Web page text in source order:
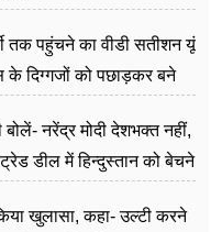
तक पहुंचने का वीडी सतीशन यूं
दिग्गजों को पछाड़कर बने
बोलें- नरेंद्र मोदी देशभक्त नहीं,
डील में हिन्दुस्तान को बेचने
खुलासा, कहा- उल्टी करने